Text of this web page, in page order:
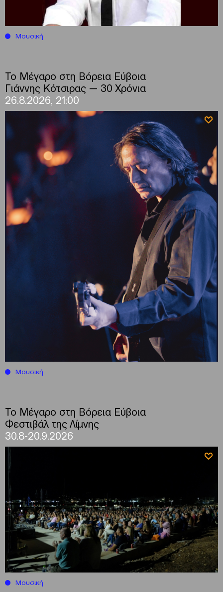
Μουσική
Το Μέγαρο στη Βόρεια Εύβοια
Γιάννης Κότσιρας — 30 Χρόνια
26.8.2026, 21:00
Μουσική
Το Μέγαρο στη Βόρεια Εύβοια
Φεστιβάλ της Λίμνης
30.8-20.9.2026
Μουσική